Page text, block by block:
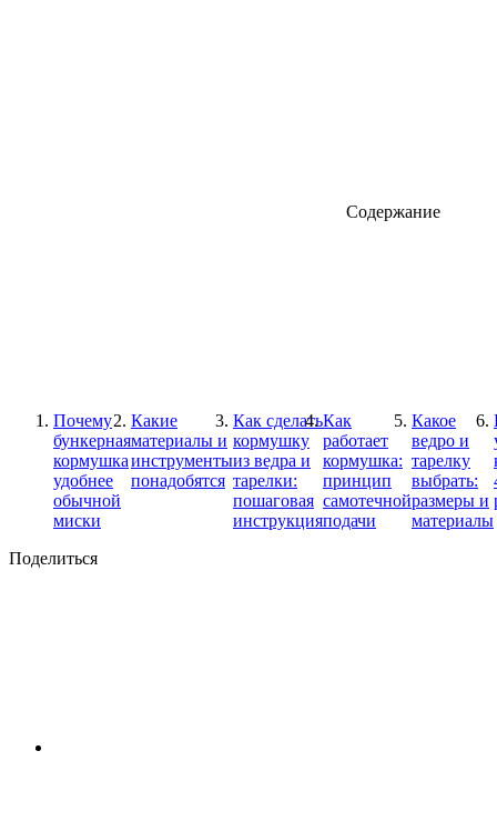
Содержание
Почему
бункерная
кормушка
удобнее
обычной
миски
Какие
материалы и
инструменты
понадобятся
Как сделать
кормушку
из ведра и
тарелки:
пошаговая
инструкция
Как
работает
кормушка:
принцип
самотечной
подачи
Какое
ведро и
тарелку
выбрать:
размеры и
материалы
Поделиться